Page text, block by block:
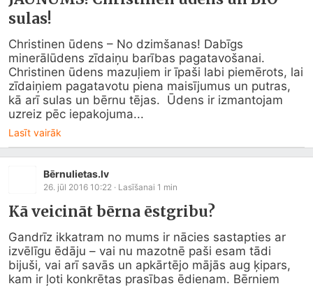
sulas!
Christinen ūdens – No dzimšanas! Dabīgs
minerālūdens zīdaiņu barības pagatavošanai.
Christinen ūdens mazuļiem ir īpaši labi piemērots, lai
zīdaiņiem pagatavotu piena maisījumus un putras,
kā arī sulas un bērnu tējas.  Ūdens ir izmantojam
uzreiz pēc iepakojuma...
Lasīt vairāk
Bērnulietas.lv
26. jūl 2016 10:22 · Lasīšanai 1 min
Kā veicināt bērna ēstgribu?
Gandrīz ikkatram no mums ir nācies sastapties ar
izvēlīgu ēdāju – vai nu mazotnē paši esam tādi
bijuši, vai arī savās un apkārtējo mājās aug ķipars,
kam ir ļoti konkrētas prasības ēdienam. Bērniem